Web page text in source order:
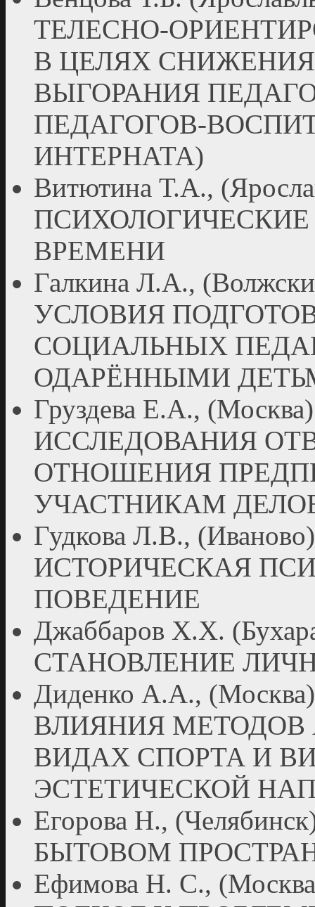
ТЕЛЕСНО-
В ЦЕЛЯХ
ВЫГОРАНИЯ
ПЕДАГОГОВ-
ИНТЕРНАТА)
Витютина Т.А.,
ВРЕМЕНИ
Галкина Л.А.,
УСЛОВИЯ
СОЦИАЛЬНЫХ
ОДАРЁННЫМИ
Груздева Е.А.,
ИССЛЕДОВАНИЯ
ОТНОШЕНИЯ
УЧАСТНИКАМ
Гудкова Л.В.,
ИСТОРИЧЕСКАЯ
ПОВЕДЕНИЕ
Джаббаров Х.Х.
СТАНОВЛЕНИЕ
Диденко А.А.,
ВЛИЯНИЯ МЕТОДОВ
ВИДАХ СПОРТА И
ЭСТЕТИЧЕСКОЙ
Егорова Н.,
БЫТОВОМ
Ефимова Н. С.,